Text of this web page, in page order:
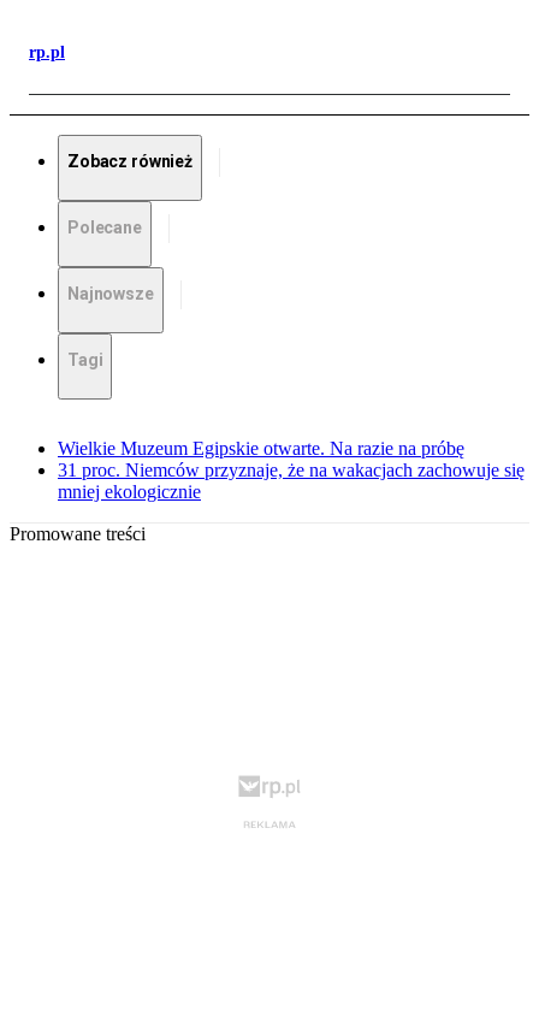
rp.pl
Zobacz również
Polecane
Najnowsze
Tagi
Wielkie Muzeum Egipskie otwarte. Na razie na próbę
31 proc. Niemców przyznaje, że na wakacjach zachowuje się
mniej ekologicznie
Promowane treści